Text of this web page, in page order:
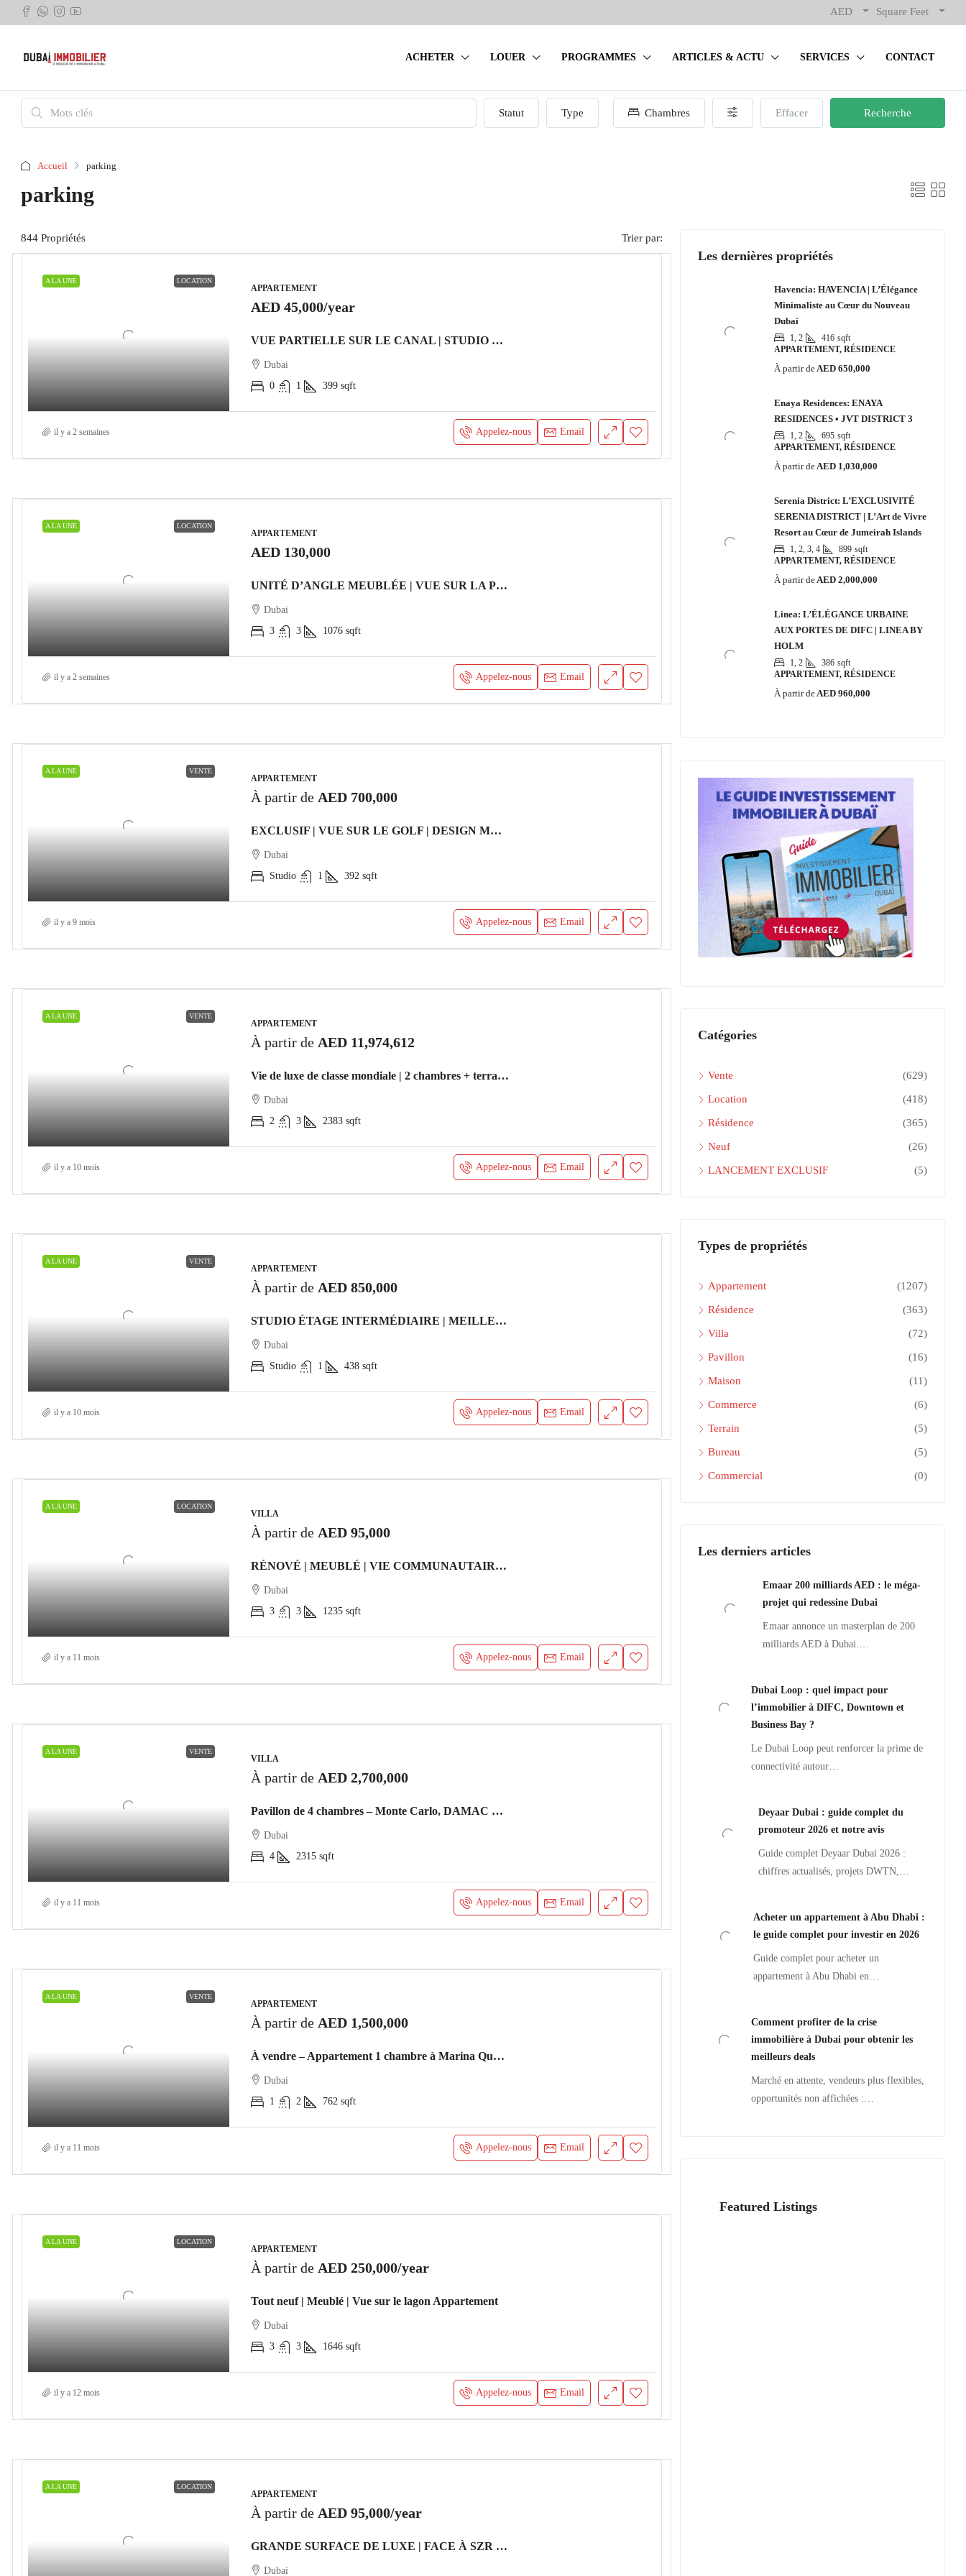
AED Square Feet
ACHETER LOUER PROGRAMMES ARTICLES & ACTU SERVICES CONTACT
Statut Type Chambres Effacer Recherche
Accueil parking
parking
844 Propriétés Trier par:
A LA UNE LOCATION
APPARTEMENT
AED 45,000/year
VUE PARTIELLE SUR LE CANAL | STUDIO MODERNE | AGENCEMENT EFFICACE Appartement
Dubai
0
1 399 sqft
il y a 2 semaines Appelez-nous Email
A LA UNE LOCATION
APPARTEMENT
AED 130,000
UNITÉ D’ANGLE MEUBLÉE | VUE SUR LA PISCINE | CLIMATISATION (CHILLER) GRATUITE Appartement Dubai
Dubai
3
3 1076 sqft
il y a 2 semaines Appelez-nous Email
A LA UNE VENTE
APPARTEMENT
À partir de AED 700,000
EXCLUSIF | VUE SUR LE GOLF | DESIGN MODERNE Appartement
Dubai
Studio
1 392 sqft
il y a 9 mois Appelez-nous Email
A LA UNE VENTE
APPARTEMENT
À partir de AED 11,974,612
Vie de luxe de classe mondiale | 2 chambres + terrasse | Centre-ville Appartement Dubai
Dubai
2
3 2383 sqft
il y a 10 mois Appelez-nous Email
A LA UNE VENTE
APPARTEMENT
À partir de AED 850,000
STUDIO ÉTAGE INTERMÉDIAIRE | MEILLEUR PRIX | CÔTÉ CREEK/LAGON Appartement
Dubai
Studio
1 438 sqft
il y a 10 mois Appelez-nous Email
A LA UNE LOCATION
VILLA
À partir de AED 95,000
RÉNOVÉ | MEUBLÉ | VIE COMMUNAUTAIRE Villa
Dubai
3
3 1235 sqft
il y a 11 mois Appelez-nous Email
A LA UNE VENTE
VILLA
À partir de AED 2,700,000
Pavillon de 4 chambres – Monte Carlo, DAMAC Lagoons Villa Dubai
Dubai
4
2315 sqft
il y a 11 mois Appelez-nous Email
A LA UNE VENTE
APPARTEMENT
À partir de AED 1,500,000
À vendre – Appartement 1 chambre à Marina Quays, Dubai Marina Appartement
Dubai
1
2 762 sqft
il y a 11 mois Appelez-nous Email
A LA UNE LOCATION
APPARTEMENT
À partir de AED 250,000/year
Tout neuf | Meublé | Vue sur le lagon Appartement
Dubai
3
3 1646 sqft
il y a 12 mois Appelez-nous Email
A LA UNE LOCATION
APPARTEMENT
À partir de AED 95,000/year
GRANDE SURFACE DE LUXE | FACE À SZR | À PIED DU MÉTRO Appartement Dubai
Dubai
Les dernières propriétés
Havencia: HAVENCIA | L’Élégance
Minimaliste au Cœur du Nouveau
Dubaï
1, 2 416 sqft
APPARTEMENT, RÉSIDENCE
À partir deAED 650,000
Enaya Residences: ENAYA
RESIDENCES • JVT DISTRICT 3
1, 2 695 sqft
APPARTEMENT, RÉSIDENCE
À partir deAED 1,030,000
Serenia District: L’EXCLUSIVITÉ
SERENIA DISTRICT | L’Art de Vivre
Resort au Cœur de Jumeirah Islands
1, 2, 3, 4 899 sqft
APPARTEMENT, RÉSIDENCE
À partir deAED 2,000,000
Linea: L’ÉLÉGANCE URBAINE
AUX PORTES DE DIFC | LINEA BY
HOLM
1, 2 386 sqft
APPARTEMENT, RÉSIDENCE
À partir deAED 960,000
Catégories
Vente (629)
Location (418)
Résidence (365)
Neuf (26)
LANCEMENT EXCLUSIF (5)
Types de propriétés
Appartement (1207)
Résidence (363)
Villa (72)
Pavillon (16)
Maison (11)
Commerce (6)
Terrain (5)
Bureau (5)
Commercial (0)
Les derniers articles
Emaar 200 milliards AED : le méga-
projet qui redessine Dubai
Emaar annonce un masterplan de 200
milliards AED à Dubai.…
Dubai Loop : quel impact pour
l’immobilier à DIFC, Downtown et
Business Bay ?
Le Dubai Loop peut renforcer la prime de
connectivité autour…
Deyaar Dubai : guide complet du
promoteur 2026 et notre avis
Guide complet Deyaar Dubai 2026 :
chiffres actualisés, projets DWTN,…
Acheter un appartement à Abu Dhabi :
le guide complet pour investir en 2026
Guide complet pour acheter un
appartement à Abu Dhabi en…
Comment profiter de la crise
immobilière à Dubai pour obtenir les
meilleurs deals
Marché en attente, vendeurs plus flexibles,
opportunités non affichées :…
Featured Listings